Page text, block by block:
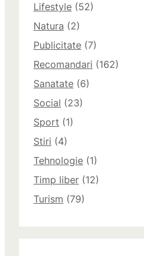
Lifestyle (52)
Natura (2)
Publicitate (7)
Recomandari (162)
Sanatate (6)
Social (23)
Sport (1)
Stiri (4)
Tehnologie (1)
Timp liber (12)
Turism (79)